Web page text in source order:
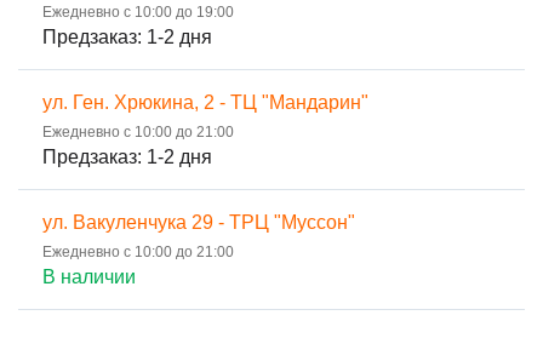
Ежедневно с 10:00 до 19:00
Предзаказ: 1-2 дня
ул. Ген. Хрюкина, 2 - ТЦ "Мандарин"
Ежедневно с 10:00 до 21:00
Предзаказ: 1-2 дня
ул. Вакуленчука 29 - ТРЦ "Муссон"
Ежедневно с 10:00 до 21:00
В наличии